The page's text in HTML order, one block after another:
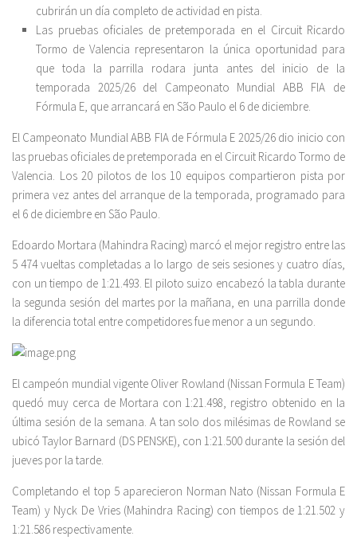
cubrirán un día completo de actividad en pista.
Las pruebas oficiales de pretemporada en el Circuit Ricardo
Tormo de Valencia representaron la única oportunidad para
que toda la parrilla rodara junta antes del inicio de la
temporada 2025/26 del Campeonato Mundial ABB FIA de
Fórmula E, que arrancará en São Paulo el 6 de diciembre.
El Campeonato Mundial ABB FIA de Fórmula E 2025/26 dio inicio con
las pruebas oficiales de pretemporada en el Circuit Ricardo Tormo de
Valencia. Los 20 pilotos de los 10 equipos compartieron pista por
primera vez antes del arranque de la temporada, programado para
el 6 de diciembre en São Paulo.
Edoardo Mortara (Mahindra Racing) marcó el mejor registro entre las
5 474 vueltas completadas a lo largo de seis sesiones y cuatro días,
con un tiempo de 1:21.493. El piloto suizo encabezó la tabla durante
la segunda sesión del martes por la mañana, en una parrilla donde
la diferencia total entre competidores fue menor a un segundo.
El campeón mundial vigente Oliver Rowland (Nissan Formula E Team)
quedó muy cerca de Mortara con 1:21.498, registro obtenido en la
última sesión de la semana. A tan solo dos milésimas de Rowland se
ubicó Taylor Barnard (DS PENSKE), con 1:21.500 durante la sesión del
jueves por la tarde.
Completando el top 5 aparecieron Norman Nato (Nissan Formula E
Team) y Nyck De Vries (Mahindra Racing) con tiempos de 1:21.502 y
1:21.586 respectivamente.